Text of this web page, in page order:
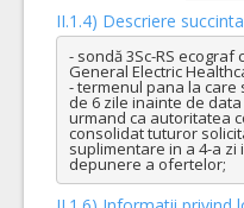
II.1.4) Descriere
- sondă 3Sc-RS
General Electric
- termenul pana la care
de 6 zile inainte de
urmand ca autoritatea
consolidat tuturor
suplimentare in a 4-a
depunere a ofertelor;